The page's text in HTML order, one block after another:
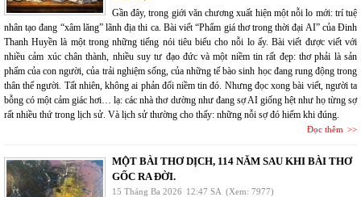
Gần đây, trong giới văn chương xuất hiện một nỗi lo mới: trí tuệ
nhân tạo đang “xâm lăng” lãnh địa thi ca. Bài viết “Phẩm giá thơ trong thời đại AI” của Đinh
Thanh Huyền là một trong những tiếng nói tiêu biểu cho nỗi lo ấy. Bài viết được viết với
nhiều cảm xúc chân thành, nhiều suy tư đạo đức và một niềm tin rất đẹp: thơ phải là sản
phẩm của con người, của trải nghiệm sống, của những tế bào sinh học đang rung động trong
thân thể người. Tất nhiên, không ai phản đối niềm tin đó. Nhưng đọc xong bài viết, người ta
bỗng có một cảm giác hơi… lạ: các nhà thơ dường như đang sợ AI giống hệt như họ từng sợ
rất nhiều thứ trong lịch sử. Và lịch sử thường cho thấy: những nỗi sợ đó hiếm khi đúng.
Đọc thêm
MỘT BÀI THƠ DỊCH, 114 NĂM SAU KHI BÀI THƠ
GỐC RA ĐỜI.
15 Tháng Ba 2026 12:47 SA (Xem: 7977)